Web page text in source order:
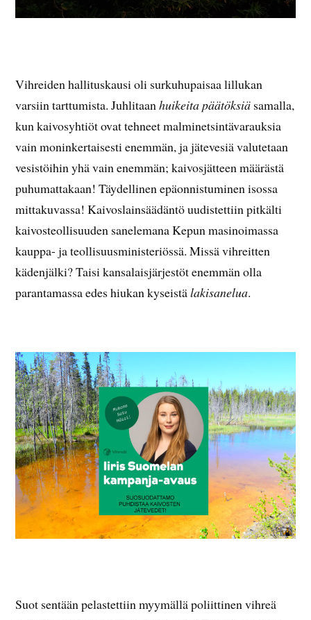
Vihreiden hallituskausi oli surkuhupaisaa lillukan
varsiin tarttumista. Juhlitaanhuikeita päätöksiä samalla,
kun kaivosyhtiöt ovat tehneet malminetsintävarauksia
vain moninkertaisesti enemmän, ja jätevesiä valutetaan
vesistöihin yhä vain enemmän; kaivosjätteen määrästä
puhumattakaan! Täydellinen epäonnistuminen isossa
mittakuvassa! Kaivoslainsäädäntö uudistettiin pitkälti
kaivosteollisuuden sanelemana Kepun masinoimassa
kauppa- ja teollisuusministeriössä. Missä vihreitten
kädenjälki? Taisi kansalaisjärjestöt enemmän olla
parantamassa edes hiukan kyseistälakisanelua.
Suot sentään pelastettiin myymällä poliittinen vihreä